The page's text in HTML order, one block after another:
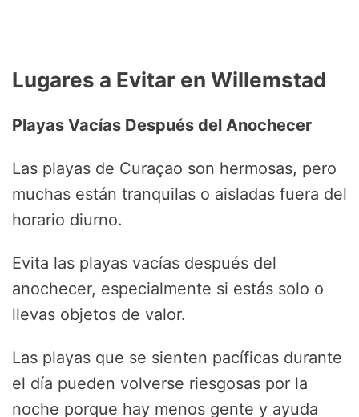
Lugares a Evitar en Willemstad
Playas Vacías Después del Anochecer
Las playas de Curaçao son hermosas, pero
muchas están tranquilas o aisladas fuera del
horario diurno.
Evita las playas vacías después del
anochecer, especialmente si estás solo o
llevas objetos de valor.
Las playas que se sienten pacíficas durante
el día pueden volverse riesgosas por la
noche porque hay menos gente y ayuda